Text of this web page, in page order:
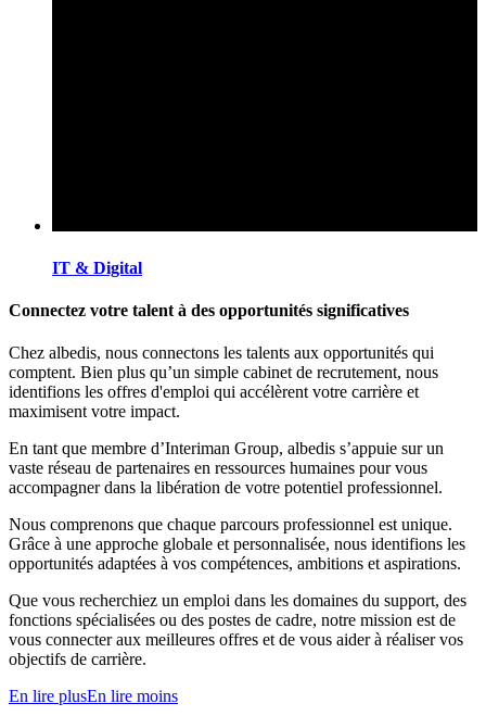
IT & Digital
Connectez votre talent à des opportunités significatives
Chez albedis, nous connectons les talents aux opportunités qui
comptent. Bien plus qu’un simple cabinet de recrutement, nous
identifions les offres d'emploi qui accélèrent votre carrière et
maximisent votre impact.
En tant que membre d’Interiman Group, albedis s’appuie sur un
vaste réseau de partenaires en ressources humaines pour vous
accompagner dans la libération de votre potentiel professionnel.
Nous comprenons que chaque parcours professionnel est unique.
Grâce à une approche globale et personnalisée, nous identifions les
opportunités adaptées à vos compétences, ambitions et aspirations.
Que vous recherchiez un emploi dans les domaines du support, des
fonctions spécialisées ou des postes de cadre, notre mission est de
vous connecter aux meilleures offres et de vous aider à réaliser vos
objectifs de carrière.
En lire plusEn lire moins